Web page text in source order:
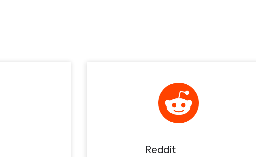
Reddit